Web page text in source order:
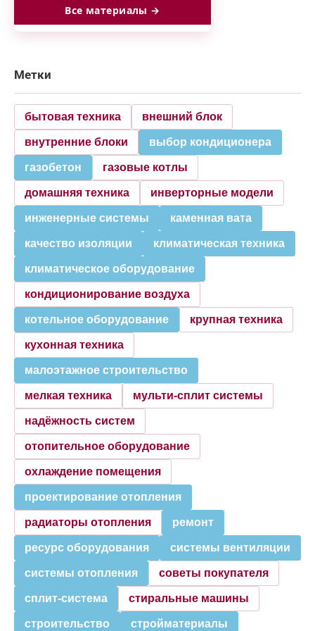
Все материалы →
Метки
бытовая техника внешний блок
внутренние блоки выбор кондиционера
газобетон газовые котлы
домашняя техника инверторные модели
инженерные системы каменная вата
качество изоляции климатическая техника
климатическое оборудование
кондиционирование воздуха
котельное оборудование крупная техника
кухонная техника
малоэтажное строительство
мелкая техника мульти-сплит системы
надёжность систем
отопительное оборудование
охлаждение помещения
проектирование отопления
радиаторы отопления ремонт
ресурс оборудования системы вентиляции
системы отопления советы покупателя
сплит-система стиральные машины
строительство стройматериалы